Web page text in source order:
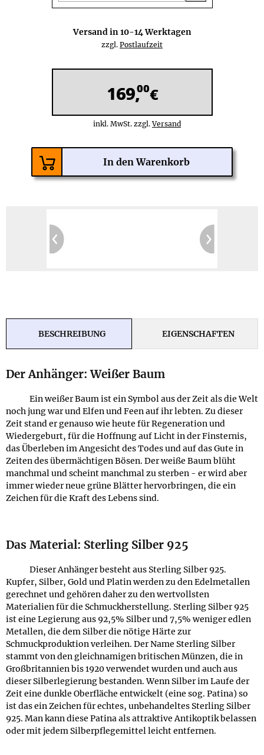
Versand in10-14Werktagen
zzgl. Postlaufzeit
169,00€
inkl. MwSt. zzgl.Versand
BESCHREIBUNG EIGENSCHAFTEN
Der Anhänger: Weißer Baum
Ein weißer Baum ist ein Symbol aus der Zeit als die Welt
noch jung war und Elfen und Feen auf ihr lebten. Zu dieser
Zeit stand er genauso wie heute für Regeneration und
Wiedergeburt, für die Hoffnung auf Licht in der Finsternis,
das Überleben im Angesicht des Todes und auf das Gute in
Zeiten des übermächtigen Bösen. Der weiße Baum blüht
manchmal und scheint manchmal zu sterben - er wird aber
immer wieder neue grüne Blätter hervorbringen, die ein
Zeichen für die Kraft des Lebens sind.
Das Material: Sterling Silber 925
Dieser Anhänger besteht aus Sterling Silber 925.
Kupfer, Silber, Gold und Platin werden zu den Edelmetallen
gerechnet und gehören daher zu den wertvollsten
Materialien für die Schmuckherstellung. Sterling Silber 925
ist eine Legierung aus 92,5% Silber und 7,5% weniger edlen
Metallen, die dem Silber die nötige Härte zur
Schmuckproduktion verleihen. Der Name Sterling Silber
stammt von den gleichnamigen britischen Münzen, die in
Großbritannien bis 1920 verwendet wurden und auch aus
dieser Silberlegierung bestanden. Wenn Silber im Laufe der
Zeit eine dunkle Oberfläche entwickelt (eine sog. Patina) so
ist das ein Zeichen für echtes, unbehandeltes Sterling Silber
925. Man kann diese Patina als attraktive Antikoptik belassen
oder mit jedem Silberpflegemittel leicht entfernen.